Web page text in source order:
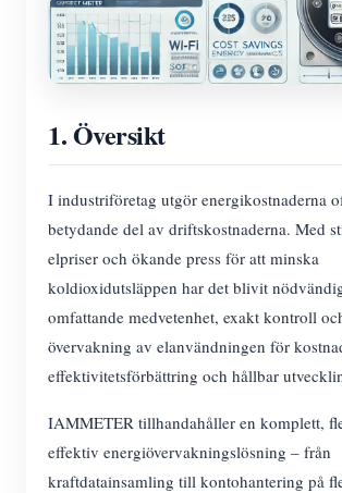
1. Översikt
I industriföretag utgör energikostnaderna
betydande del av driftskostnaderna. Med
elpriser och ökande press för att minska
koldioxidutsläppen har det blivit
omfattande medvetenhet, exakt kontroll
övervakning av elanvändningen för
effektivitetsförbättring och hållbar
IAMMETER tillhandahåller en komplett,
effektiv energiövervakningslösning – från
kraftdatainsamling till kontohantering på